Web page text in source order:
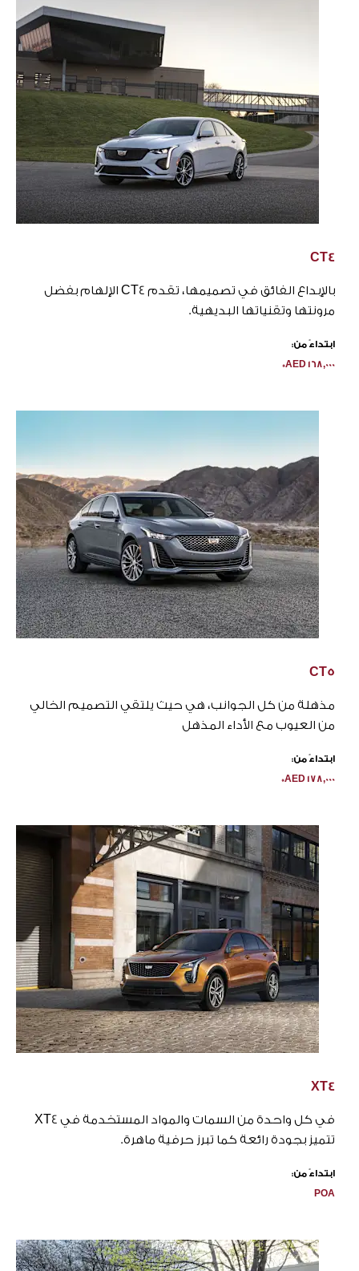
CT4
بالإبداع الفائق في تصميمها، تقدم CT4 الإلهام بفضل
مرونتها وتقنياتها البديهية.
ابتداءً من:
AED 168,000*
CT5
مذهلة من كل الجوانب، هي حيث يلتقي التصميم الخالي
من العيوب مع الأداء المذهل
ابتداءً من:
AED 178,000
*
XT4
في كل واحدة من السمات والمواد المستخدمة في XT4
تتميز بجودة رائعة كما تبرز حرفية ماهرة.
ابتداءً من:
POA